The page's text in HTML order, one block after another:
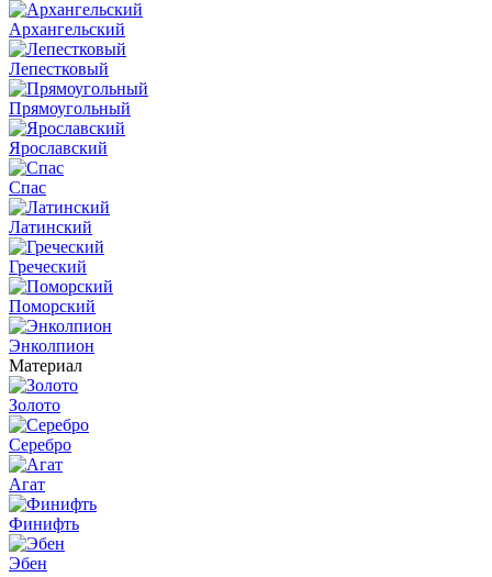
Архангельский
Лепестковый
Прямоугольный
Ярославский
Спас
Латинский
Греческий
Поморский
Энколпион
Материал
Золото
Серебро
Агат
Финифть
Эбен